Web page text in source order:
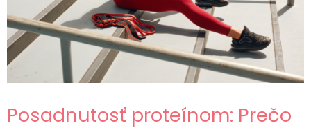
Posadnutosť proteínom: Prečo